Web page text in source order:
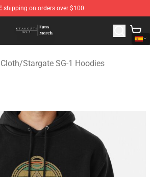
shipping on orders over $100
- Official Stargate SG-1
/Stargate SG-1 Hoodies